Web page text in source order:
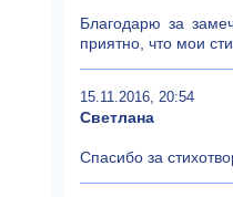
Благодарю за
приятно, что мои
15.11.2016, 20:54
Светлана
Спасибо за